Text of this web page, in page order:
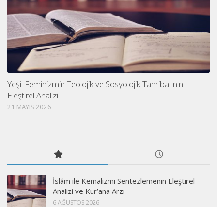
Yeşil Feminizmin Teolojik ve Sosyolojik Tahribatının
Eleştirel Analizi
21 MAYIS 2026
İslâm ile Kemalizmi Sentezlemenin Eleştirel
Analizi ve Kur’ana Arzı
6 AĞUSTOS 2026